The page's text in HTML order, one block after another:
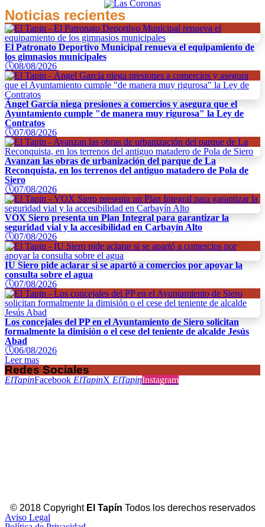
Noticias recientes
El Patronato Deportivo Municipal renueva el equipamiento de
los gimnasios municipales
🕔08/08/2026
Ángel García niega presiones a comercios y asegura que el
Ayuntamiento cumple "de manera muy rigurosa" la Ley de
Contratos
🕔07/08/2026
Avanzan las obras de urbanización del parque de La
Reconquista, en los terrenos del antiguo matadero de Pola de
Siero
🕔07/08/2026
VOX Siero presenta un Plan Integral para garantizar la
seguridad vial y la accesibilidad en Carbayín Alto
🕔07/08/2026
IU Siero pide aclarar si se apartó a comercios por apoyar la
consulta sobre el agua
🕔07/08/2026
Los concejales del PP en el Ayuntamiento de Siero solicitan
formalmente la dimisión o el cese del teniente de alcalde Jesús
Abad
🕔06/08/2026
Leer mas
Redes Sociales
ElTapinFacebook ElTapinX ElTapinInstagram
© 2018 Copyright El Tapín Todos los derechos reservados
Aviso Legal